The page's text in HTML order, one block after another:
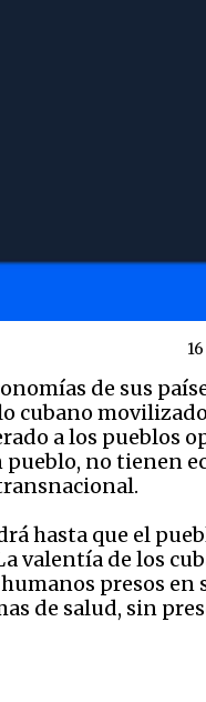
de sus
cubano movilizado
a los pueblos
pueblo, no tienen
hasta que el
valentía de los
presos en
de salud, sin